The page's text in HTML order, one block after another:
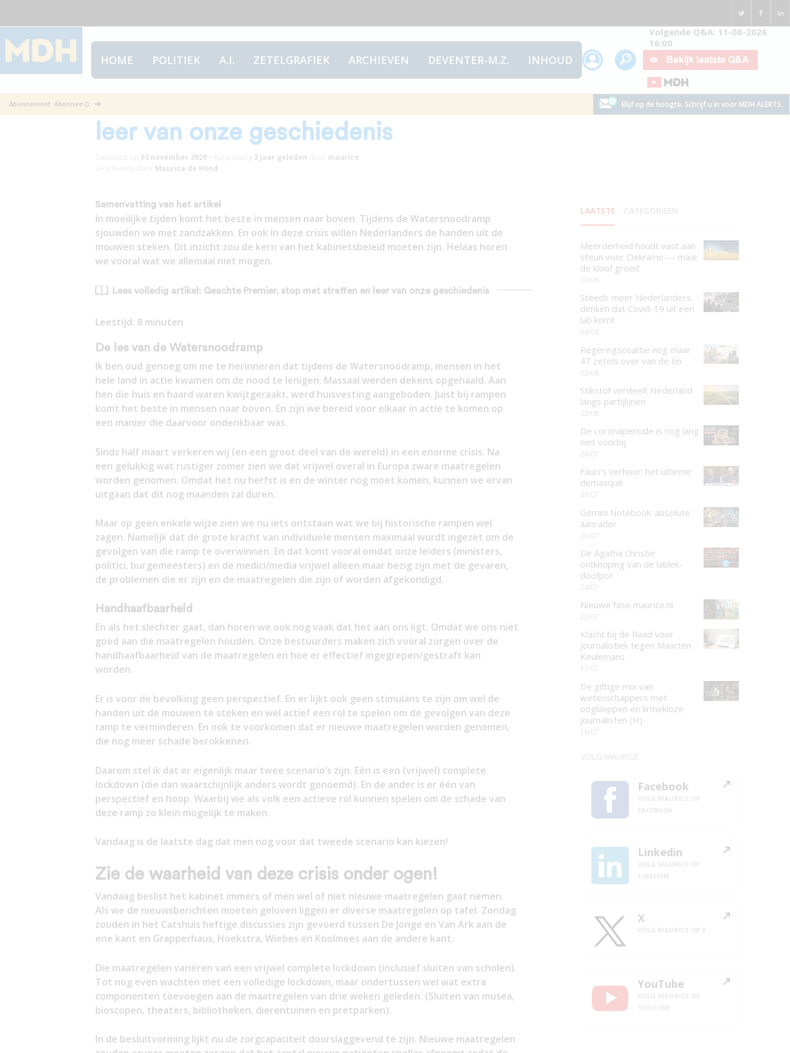
HOME POLITIEK A.I. ZETELGRAFIEK ARCHIEVEN DEVENTER-M.Z. INHOUD
Volgende Q&A: 11-08-2026
16:00
Abonnement: Abonnee () Blijf op de hoogte. Schrijf u in voor MDH ALERTS.
Geachte Premier, stop met straffen en
leer van onze geschiedenis
03 november 2020• 2 jaar geleden
maurice
Maurice de Hond
Samenvatting van het artikel
In moeilijke tijden komt het beste in mensen naar boven. Tijdens de Watersnoodramp
sjouwden we met zandzakken. En ook in deze crisis willen Nederlanders de handen uit de
mouwen steken. Dit inzicht zou de kern van het kabinetsbeleid moeten zijn. Helaas horen
we vooral wat we allemaal niet mogen.
Lees volledig artikel: Geachte Premier, stop met straffen en leer van onze geschiedenis
Leestijd: 8 minuten
De les van de Watersnoodramp
Ik ben oud genoeg om me te herinneren dat tijdens de Watersnoodramp, mensen in het
hele land in actie kwamen om de nood te lenigen. Massaal werden dekens opgehaald. Aan
hen die huis en haard waren kwijtgeraakt, werd huisvesting aangeboden. Juist bij rampen
komt het beste in mensen naar boven. En zijn we bereid voor elkaar in actie te komen op
een manier die daarvoor ondenkbaar was.
Sinds half maart verkeren wij (en een groot deel van de wereld) in een enorme crisis. Na
een gelukkig wat rustiger zomer zien we dat vrijwel overal in Europa zware maatregelen
worden genomen. Omdat het nu herfst is en de winter nog moet komen, kunnen we ervan
uitgaan dat dit nog maanden zal duren.
Maar op geen enkele wijze zien we nu iets ontstaan wat we bij historische rampen wel
zagen. Namelijk dat de grote kracht van individuele mensen maximaal wordt ingezet om de
gevolgen van die ramp te overwinnen. En dat komt vooral omdat onze leiders (ministers,
politici, burgemeesters) en de medici/media vrijwel alleen maar bezig zijn met de gevaren,
de problemen die er zijn en de maatregelen die zijn of worden afgekondigd.
Handhaafbaarheid
En als het slechter gaat, dan horen we ook nog vaak dat het aan ons ligt. Omdat we ons niet
goed aan die maatregelen houden. Onze bestuurders maken zich vooral zorgen over de
handhaafbaarheid van de maatregelen en hoe er effectief ingegrepen/gestraft kan
worden.
Er is voor de bevolking geen perspectief. En er lijkt ook geen stimulans te zijn om wel de
handen uit de mouwen te steken en wel actief een rol te spelen om de gevolgen van deze
ramp te verminderen. En ook te voorkomen dat er nieuwe maatregelen worden genomen,
die nog meer schade berokkenen.
Daarom stel ik dat er eigenlijk maar twee scenario’s zijn. Eén is een (vrijwel) complete
lockdown (die dan waarschijnlijk anders wordt genoemd). En de ander is er één van
perspectief en hoop. Waarbij we als volk een actieve rol kunnen spelen om de schade van
deze ramp zo klein mogelijk te maken.
Vandaag is de laatste dag dat men nog voor dat tweede scenario kan kiezen!
Zie de waarheid van deze crisis onder ogen!
Vandaag beslist het kabinet immers of men wel of niet nieuwe maatregelen gaat nemen.
Als we de nieuwsberichten moeten geloven liggen er diverse maatregelen op tafel. Zondag
zouden in het Catshuis heftige discussies zijn gevoerd tussen De Jonge en Van Ark aan de
ene kant en Grapperhaus, Hoekstra, Wiebes en Koolmees aan de andere kant.
Die maatregelen variëren van een vrijwel complete lockdown (inclusief sluiten van scholen).
Tot nog even wachten met een volledige lockdown, maar ondertussen wel wat extra
componenten toevoegen aan de maatregelen van drie weken geleden. (Sluiten van musea,
bioscopen, theaters, bibliotheken, dierentuinen en pretparken).
In de besluitvorming lijkt nu de zorgcapaciteit doorslaggevend te zijn. Nieuwe maatregelen
LAATSTE
Meerderheid houdt vast aan
steun voor Oekraïne — maar
de kloof groeit
07/08
Steeds meer Nederlanders
denken dat Covid-19 uit een
lab komt
04/08
Regeringscoalitie nog maar
47 zetels over van de 66
02/08
Stikstof verdeelt Nederland
langs partijlijnen
02/08
De coronaperiode is nog lang
niet voorbij
28/07
Fauci’s verhoor: het ultieme
demasqué
28/07
Gemini Notebook: absolute
aanrader
25/07
De Agatha Christie
ontknoping van de lablek-
doofpot
24/07
Nieuwe fase maurice.nl
20/07
Klacht bij de Raad voor
Journalistiek tegen Maarten
Keulemans
17/07
De giftige mix van
wetenschappers met
oogkleppen en kritiekloze
journalisten (H)
16/07
Facebook
Linkedin
X
YouTube